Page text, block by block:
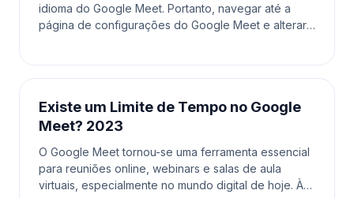
idioma do Google Meet. Portanto, navegar até a
página de configurações do Google Meet e alterar
Existe um Limite de Tempo no Google
Meet? 2023
O Google Meet tornou-se uma ferramenta essencial
para reuniões online, webinars e salas de aula
virtuais, especialmente no mundo digital de hoje. À